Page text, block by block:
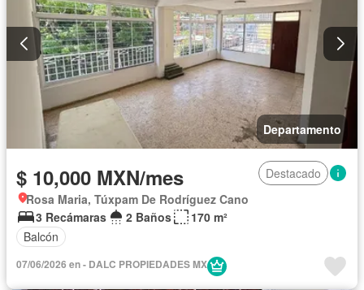
Departamento
$ 10,000 MXN/mes
Destacado
Rosa Maria, Túxpam De Rodríguez Cano
3 Recámaras
2 Baños
170 m²
Balcón
07/06/2026 en - DALC PROPIEDADES MX